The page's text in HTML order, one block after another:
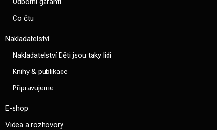
Odborní garanti
Co čtu
Nakladatelství
Nakladatelství Děti jsou taky lidi
Knihy & publikace
Připravujeme
E-shop
Videa a rozhovory